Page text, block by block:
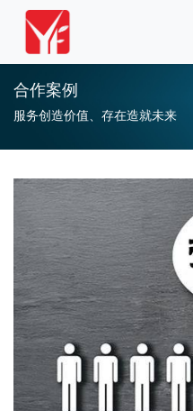
合作案例
服务创造价值、存在造就未来